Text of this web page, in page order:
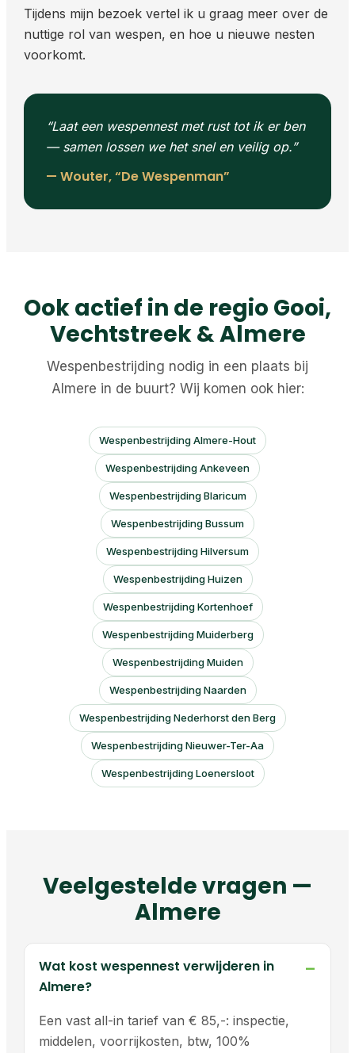
Tijdens mijn bezoek vertel ik u graag meer over de
nuttige rol van wespen, en hoe u nieuwe nesten
voorkomt.
“Laat een wespennest met rust tot ik er ben
— samen lossen we het snel en veilig op.”
— Wouter, “De Wespenman”
Ook actief in de regio Gooi,
Vechtstreek & Almere
Wespenbestrijding nodig in een plaats bij
Almere in de buurt? Wij komen ook hier:
Wespenbestrijding Almere-Hout
Wespenbestrijding Ankeveen
Wespenbestrijding Blaricum
Wespenbestrijding Bussum
Wespenbestrijding Hilversum
Wespenbestrijding Huizen
Wespenbestrijding Kortenhoef
Wespenbestrijding Muiderberg
Wespenbestrijding Muiden
Wespenbestrijding Naarden
Wespenbestrijding Nederhorst den Berg
Wespenbestrijding Nieuwer-Ter-Aa
Wespenbestrijding Loenersloot
Veelgestelde vragen —
Almere
Wat kost wespennest verwijderen in
Almere?
Een vast all-in tarief van € 85,-: inspectie,
middelen, voorrijkosten, btw, 100%